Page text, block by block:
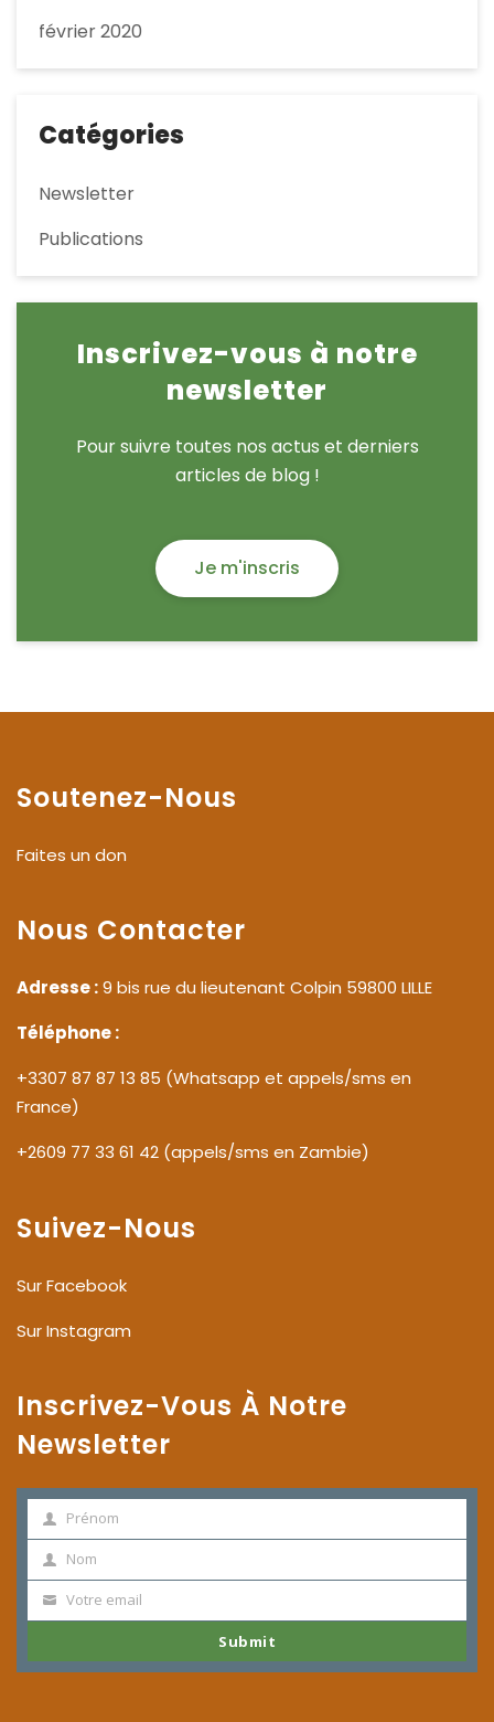
février 2020
Catégories
Newsletter
Publications
Inscrivez-vous à notre
newsletter
Pour suivre toutes nos actus et derniers
articles de blog !
Je m'inscris
Soutenez-Nous
Faites un don
Nous Contacter
Adresse :9 bis rue du lieutenant Colpin 59800 LILLE
Téléphone :
+3307 87 87 13 85 (Whatsapp et appels/sms en
France)
+2609 77 33 61 42 (appels/sms en Zambie)
Suivez-Nous
Sur Facebook
Sur Instagram
Inscrivez-Vous À Notre
Newsletter
Prénom
Prénom
Nom
Nom
Votre
Votre email
Submit